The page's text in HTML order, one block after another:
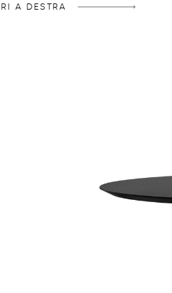
A DESTRA